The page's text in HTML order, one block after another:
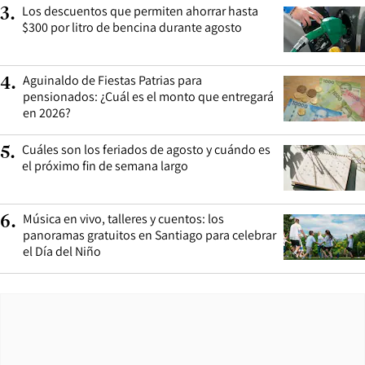
3. Los descuentos que permiten ahorrar hasta
$300 por litro de bencina durante agosto
4. Aguinaldo de Fiestas Patrias para
pensionados: ¿Cuál es el monto que entregará
en 2026?
5. Cuáles son los feriados de agosto y cuándo es
el próximo fin de semana largo
6. Música en vivo, talleres y cuentos: los
panoramas gratuitos en Santiago para celebrar
el Día del Niño